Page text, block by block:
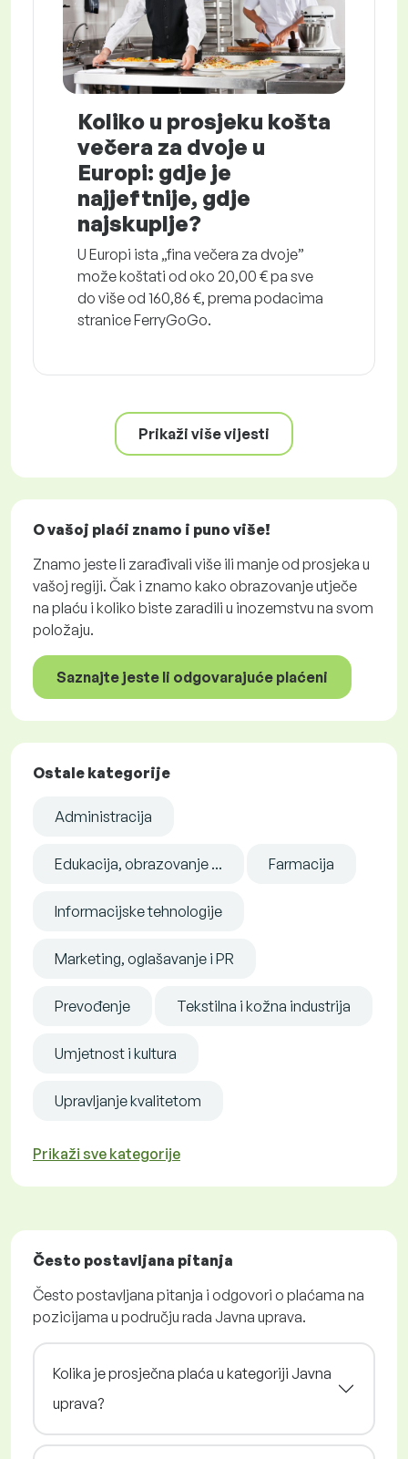
Koliko u prosjeku košta
večera za dvoje u
Europi: gdje je
najjeftnije, gdje
najskuplje?
U Europi ista „fina večera za dvoje”
može koštati od oko 20,00 € pa sve
do više od 160,86 €, prema podacima
stranice FerryGoGo.
Prikaži više vijesti
O vašoj plaći znamo i puno više!
Znamo jeste li zarađivali više ili manje od prosjeka u
vašoj regiji. Čak i znamo kako obrazovanje utječe
na plaću i koliko biste zaradili u inozemstvu na svom
položaju.
Saznajte jeste li odgovarajuće plaćeni
Ostale kategorije
Administracija
Edukacija, obrazovanje ... Farmacija
Informacijske tehnologije
Marketing, oglašavanje i PR
Prevođenje Tekstilna i kožna industrija
Umjetnost i kultura
Upravljanje kvalitetom
Prikaži sve kategorije
Često postavljana pitanja
Često postavljana pitanja i odgovori o plaćama na
pozicijama u području rada Javna uprava.
Kolika je prosječna plaća u kategoriji Javna
uprava?